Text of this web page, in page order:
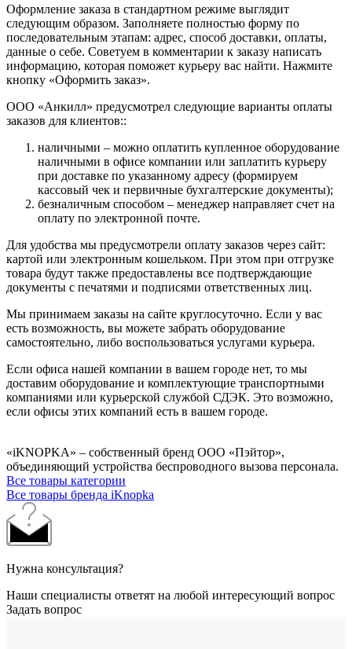
Оформление заказа в стандартном режиме выглядит
следующим образом. Заполняете полностью форму по
последовательным этапам: адрес, способ доставки, оплаты,
данные о себе. Советуем в комментарии к заказу написать
информацию, которая поможет курьеру вас найти. Нажмите
кнопку «Оформить заказ».
ООО «Анкилл» предусмотрел следующие варианты оплаты
заказов для клиентов::
наличными – можно оплатить купленное оборудование
наличными в офисе компании или заплатить курьеру
при доставке по указанному адресу (формируем
кассовый чек и первичные бухгалтерские документы);
безналичным способом – менеджер направляет счет на
оплату по электронной почте.
Для удобства мы предусмотрели оплату заказов через сайт:
картой или электронным кошельком. При этом при отгрузке
товара будут также предоставлены все подтверждающие
документы с печатями и подписями ответственных лиц.
Мы принимаем заказы на сайте круглосуточно. Если у вас
есть возможность, вы можете забрать оборудование
самостоятельно, либо воспользоваться услугами курьера.
Если офиса нашей компании в вашем городе нет, то мы
доставим оборудование и комплектующие транспортными
компаниями или курьерской службой СДЭК. Это возможно,
если офисы этих компаний есть в вашем городе.
«iKNOPKA» – собственный бренд ООО «Пэйтор»,
объединяющий устройства беспроводного вызова персонала.
Все товары категории
Все товары бренда iKnopka
Нужна консультация?
Наши специалисты ответят на любой интересующий вопрос
Задать вопрос